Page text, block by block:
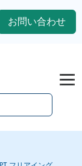
お問い合わせ